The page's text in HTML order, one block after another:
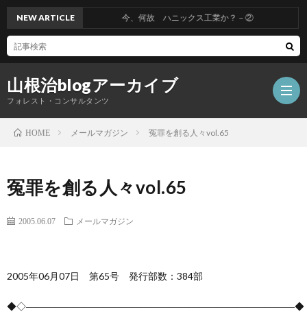
山根治blogアーカイブ
フォレスト・コンサルタンツ
NEW ARTICLE 今、何故 ハニックス工業か？－②
HOME メールマガジン 冤罪を創る人々vol.65
冤罪を創る人々vol.65
2005.06.07 メールマガジン
2005年06月07日 第65号 発行部数：384部
◆◇――――――――――――――――――――――――――――◆